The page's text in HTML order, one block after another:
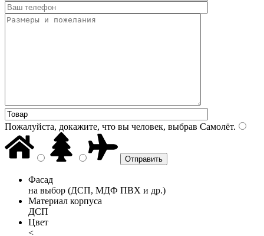
Пожалуйста, докажите, что вы человек, выбрав Самолёт.
Фасад
на выбор (ДСП, МДФ ПВХ и др.)
Материал корпуса
ДСП
Цвет
<